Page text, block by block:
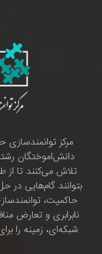
مرکز
دانش‌اموختگان
تلاش می‌کنند تا
بتوانند گام‌هایی
حاکمیت،
نابرابری و تعارض
شبکه‌ای، زمینه را